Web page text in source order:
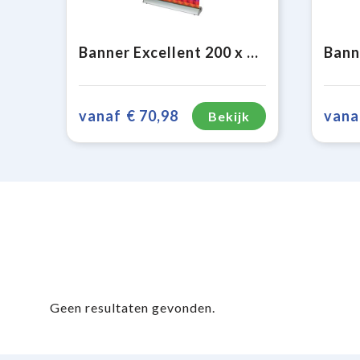
Banner Excellent 200 x 85 cm
vanaf € 70,98 Bekijk
Geen resultaten gevonden.